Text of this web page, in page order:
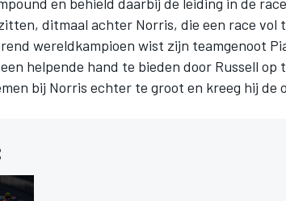
ditmaal achter Norris, die een race vol
wereldkampioen wist zijn teamgenoot
helpende hand te bieden door Russell
bij Norris echter te groot en kreeg hij